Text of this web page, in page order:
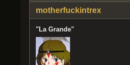
motherfuckintrex
"La Grande"